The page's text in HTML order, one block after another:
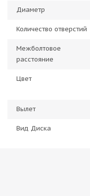
Диаметр
Количество отверстий
Межболтовое
расстояние
Цвет
Вылет
Вид Диска